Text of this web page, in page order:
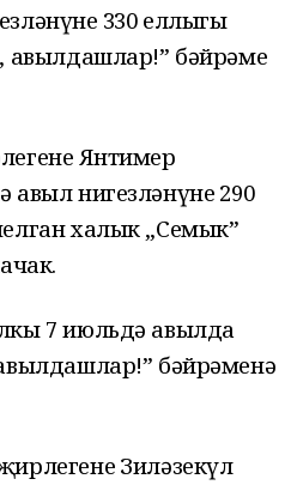
330 еллыгы
авылдашлар!” бәйрәме
Янтимер
нигезләнүнең 290
халык „Семык”
7 июльдә авылда
бәйрәменә
Зиләзекүл